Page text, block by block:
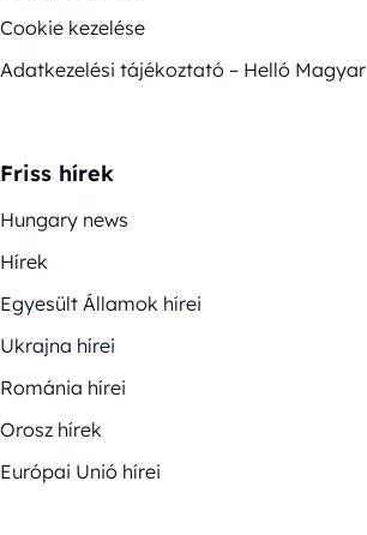
Cookie kezelése
Adatkezelési tájékoztató – Helló Magyar
Friss hírek
Hungary news
Hírek
Egyesült Államok hírei
Ukrajna hírei
Románia hírei
Orosz hírek
Európai Unió hírei